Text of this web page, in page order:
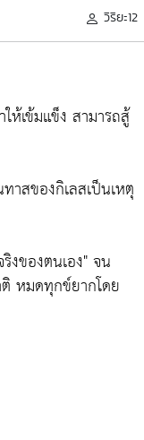
วิริยะ12
ห้เข้มแข็ง สามารถสู้
าสของกิเลสเป็นเหตุ
งของตนเอง"จน
หมดทุกข์ยากโดย